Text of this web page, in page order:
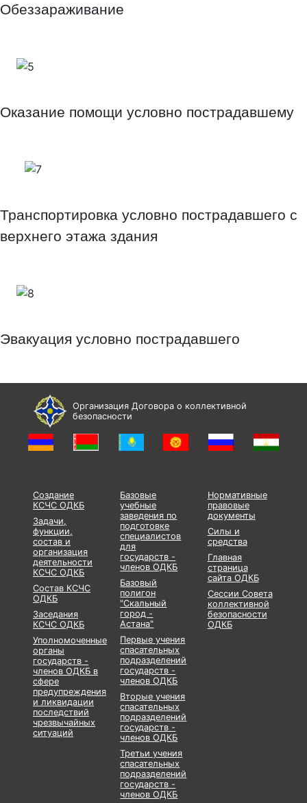
Обеззараживание
Оказание помощи условно пострадавшему
Транспортировка условно пострадавшего с
верхнего этажа здания
Эвакуация условно пострадавшего
Организация Договора о коллективной
безопасности
Создание
КСЧС ОДКБ
Задачи,
функции,
состав и
организация
деятельности
КСЧС ОДКБ
Состав КСЧС
ОДКБ
Заседания
КСЧС ОДКБ
Уполномоченные
органы
государств -
членов ОДКБ в
сфере
предупреждения
и ликвидации
последствий
чрезвычайных
ситуаций
Базовые
учебные
заведения по
подготовке
специалистов
для
государств -
членов ОДКБ
Базовый
полигон
"Скальный
город -
Астана"
Первые учения
спасательных
подразделений
государств -
членов ОДКБ
Вторые учения
спасательных
подразделений
государств -
членов ОДКБ
Третьи учения
спасательных
подразделений
государств -
членов ОДКБ
Нормативные
правовые
документы
Силы и
средства
Главная
страница
сайта ОДКБ
Сессии Совета
коллективной
безопасности
ОДКБ